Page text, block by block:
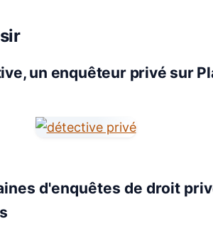
un enquêteur privé sur
d'enquêtes de droit